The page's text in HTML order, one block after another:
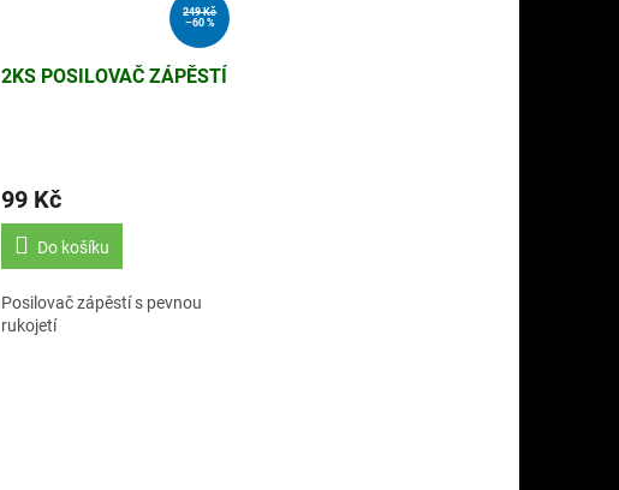
249 Kč
–60 %
2KS POSILOVAČ ZÁPĚSTÍ
99 Kč
Do košíku
Posilovač zápěstí s pevnou
rukojetí